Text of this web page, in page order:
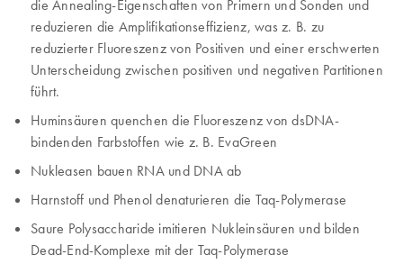
die Annealing-Eigenschaften von Primern und Sonden und
reduzieren die Amplifikationseffizienz, was z. B. zu
reduzierter Fluoreszenz von Positiven und einer erschwerten
Unterscheidung zwischen positiven und negativen Partitionen
führt.
Huminsäuren quenchen die Fluoreszenz von dsDNA-
bindenden Farbstoffen wie z. B. EvaGreen
Nukleasen bauen RNA und DNA ab
Harnstoff und Phenol denaturieren die Taq-Polymerase
Saure Polysaccharide imitieren Nukleinsäuren und bilden
Dead-End-Komplexe mit der Taq-Polymerase